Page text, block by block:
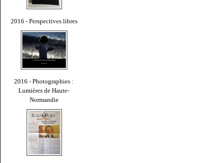
2016 - Perspectives libres
2016 - Photographies :
Lumières de Haute-
Normandie